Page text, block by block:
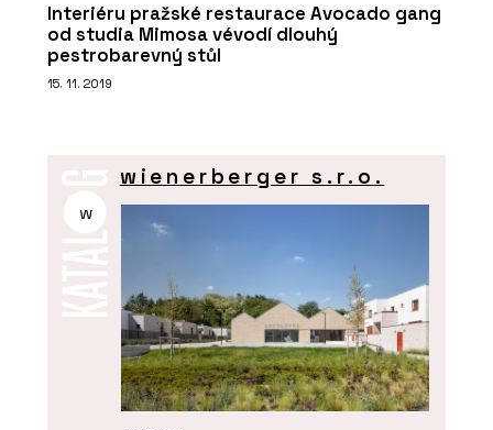
Interiéru pražské restaurace Avocado gang
od studia Mimosa vévodí dlouhý
pestrobarevný stůl
15. 11. 2019
w
wienerberger s.r.o.